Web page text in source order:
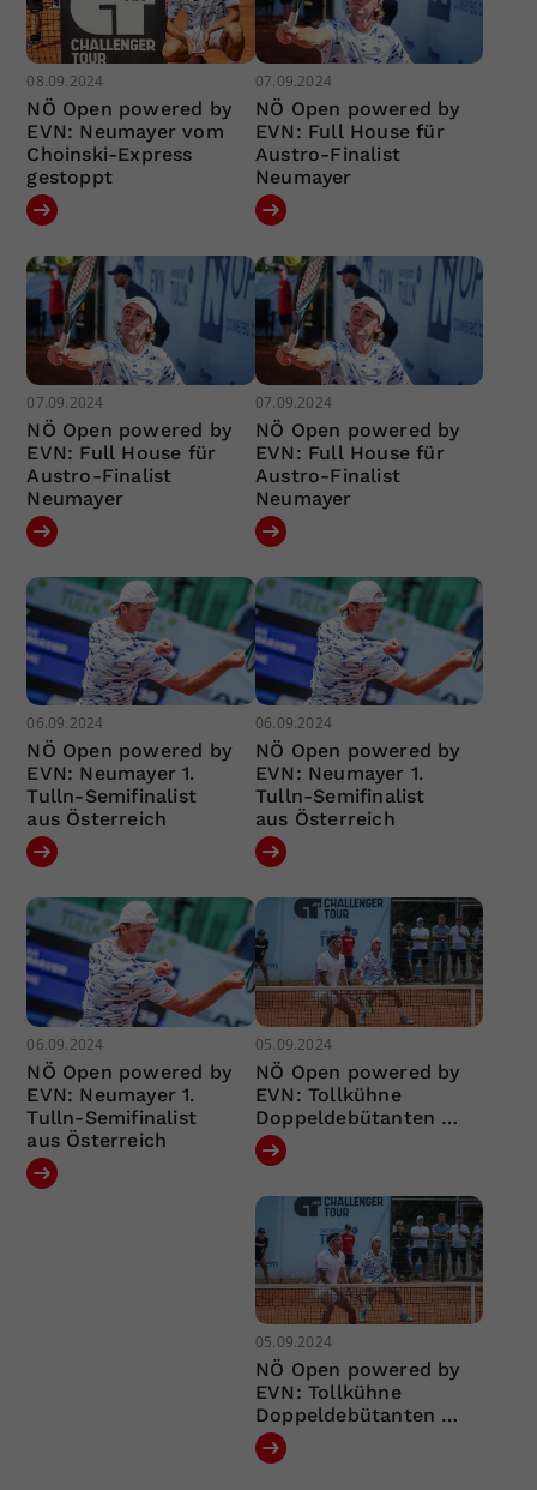
08.09.2024
NÖ Open powered by
EVN: Neumayer vom
Choinski-Express
gestoppt
07.09.2024
NÖ Open powered by
EVN: Full House für
Austro-Finalist
Neumayer
07.09.2024
NÖ Open powered by
EVN: Full House für
Austro-Finalist
Neumayer
07.09.2024
NÖ Open powered by
EVN: Full House für
Austro-Finalist
Neumayer
06.09.2024
NÖ Open powered by
EVN: Neumayer 1.
Tulln-Semifinalist
aus Österreich
06.09.2024
NÖ Open powered by
EVN: Neumayer 1.
Tulln-Semifinalist
aus Österreich
06.09.2024
NÖ Open powered by
EVN: Neumayer 1.
Tulln-Semifinalist
aus Österreich
05.09.2024
NÖ Open powered by
EVN: Tollkühne
Doppeldebütanten …
05.09.2024
NÖ Open powered by
EVN: Tollkühne
Doppeldebütanten …